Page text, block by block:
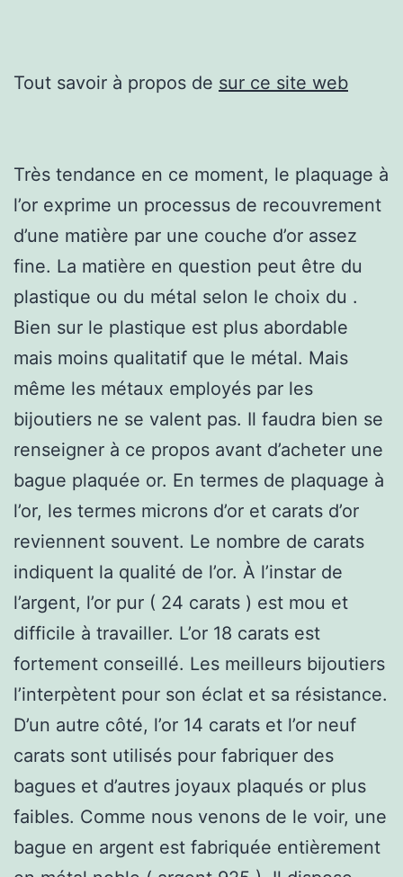
Tout savoir à propos de sur ce site web
Très tendance en ce moment, le plaquage à
l’or exprime un processus de recouvrement
d’une matière par une couche d’or assez
fine. La matière en question peut être du
plastique ou du métal selon le choix du .
Bien sur le plastique est plus abordable
mais moins qualitatif que le métal. Mais
même les métaux employés par les
bijoutiers ne se valent pas. Il faudra bien se
renseigner à ce propos avant d’acheter une
bague plaquée or. En termes de plaquage à
l’or, les termes microns d’or et carats d’or
reviennent souvent. Le nombre de carats
indiquent la qualité de l’or. À l’instar de
l’argent, l’or pur ( 24 carats ) est mou et
difficile à travailler. L’or 18 carats est
fortement conseillé. Les meilleurs bijoutiers
l’interpètent pour son éclat et sa résistance.
D’un autre côté, l’or 14 carats et l’or neuf
carats sont utilisés pour fabriquer des
bagues et d’autres joyaux plaqués or plus
faibles. Comme nous venons de le voir, une
bague en argent est fabriquée entièrement